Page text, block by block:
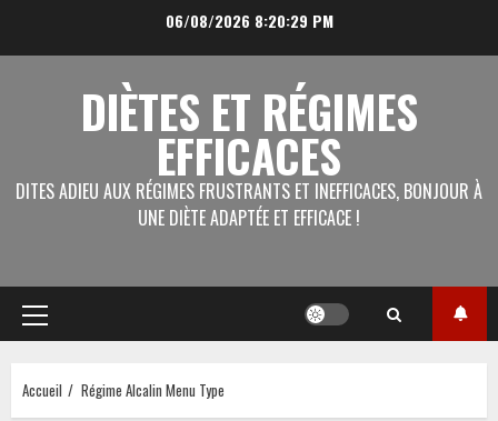
06/08/2026 8:20:30 PM
DIÈTES ET RÉGIMES
EFFICACES
DITES ADIEU AUX RÉGIMES FRUSTRANTS ET INEFFICACES, BONJOUR À
UNE DIÈTE ADAPTÉE ET EFFICACE !
Menu
principal
Accueil Régime Alcalin Menu Type